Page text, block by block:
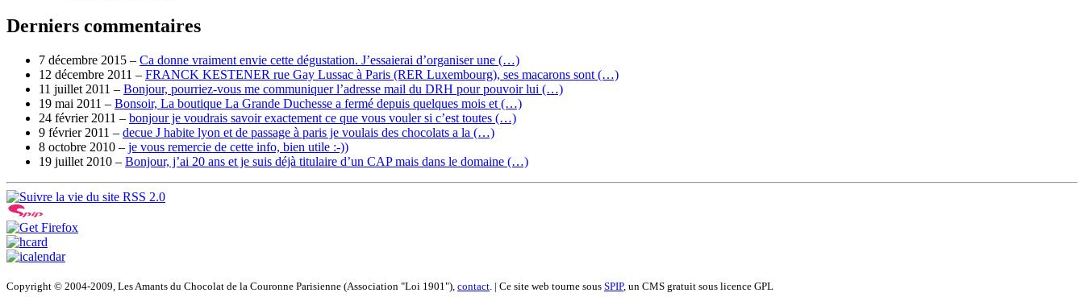
Derniers commentaires
7 décembre 2015 – Ca donne vraiment envie cette dégustation. J’essaierai d’organiser une (…)
12 décembre 2011 – FRANCK KESTENER rue Gay Lussac à Paris (RER Luxembourg), ses macarons sont (…)
11 juillet 2011 – Bonjour, pourriez-vous me communiquer l’adresse mail du DRH pour pouvoir lui (…)
19 mai 2011 – Bonsoir, La boutique La Grande Duchesse a fermé depuis quelques mois et (…)
24 février 2011 – bonjour je voudrais savoir exactement ce que vous vouler si c’est toutes (…)
9 février 2011 – decue J habite lyon et de passage à paris je voulais des chocolats a la (…)
8 octobre 2010 – je vous remercie de cette info, bien utile :-))
19 juillet 2010 – Bonjour, j’ai 20 ans et je suis déjà titulaire d’un CAP mais dans le domaine (…)
RSS 2.0
Copyright © 2004-2009, Les Amants du Chocolat de la Couronne Parisienne (Association "Loi 1901"), contact. | Ce site web tourne sous SPIP, un CMS gratuit sous licence GPL